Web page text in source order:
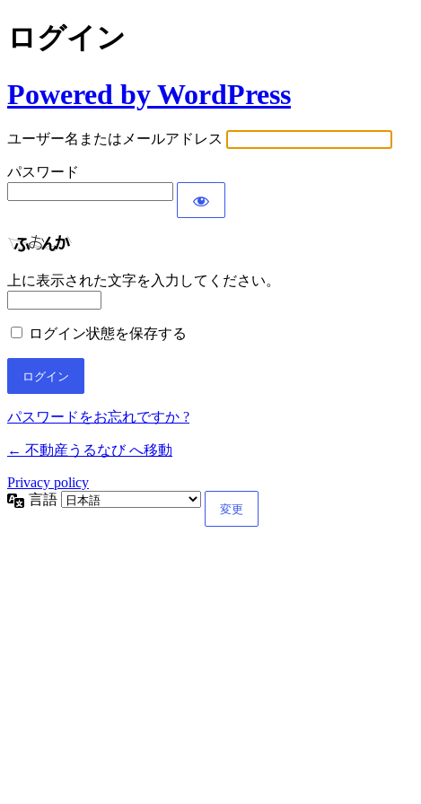
ログイン
Powered by WordPress
ユーザー名またはメールアドレス
パスワード
上に表示された文字を入力してください。
ログイン状態を保存する
パスワードをお忘れですか ?
← 不動産うるなび へ移動
Privacy policy
言語